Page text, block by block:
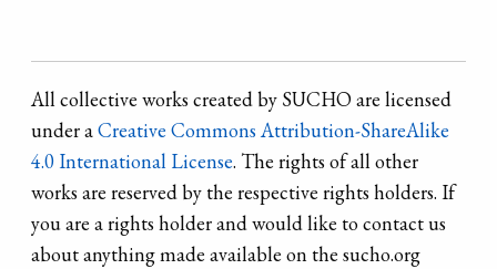
All collective works created by SUCHO are licensed
under aCreative Commons Attribution-ShareAlike
4.0 International License. The rights of all other
works are reserved by the respective rights holders. If
you are a rights holder and would like to contact us
about anything made available on the sucho.org